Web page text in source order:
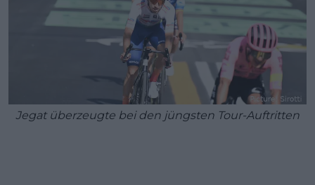
Jegat überzeugte bei den jüngsten Tour-Auftritten